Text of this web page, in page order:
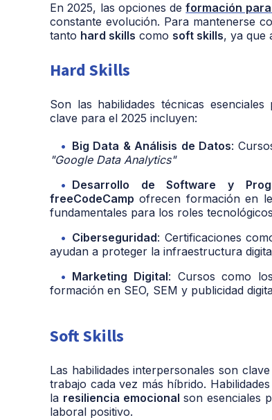
En 2025, las opciones deformación
constante evolución. Para mantenerse
tanto hard skills como soft skills, ya que
Hard Skills
Son las habilidades técnicas
clave para el 2025 incluyen:
Big Data & Análisis de Datos:
"Google Data Analytics"
Desarrollo de Software y
freeCodeCamp ofrecen formación en
fundamentales para los roles
Ciberseguridad: Certificaciones
ayudan a proteger la infraestructura
Marketing Digital: Cursos como
formación en SEO, SEM y publicidad
Soft Skills
Las habilidades interpersonales son
trabajo cada vez más híbrido.
la resiliencia emocional son esenciales
laboral positivo.